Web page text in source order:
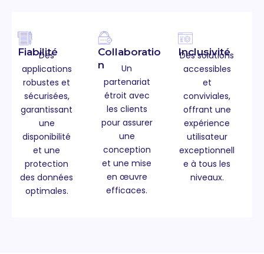
Fiabilité
Des
applications
robustes et
sécurisées,
garantissant
une
disponibilité
et une
protection
des données
optimales.
Collaboratio
n
Un
partenariat
étroit avec
les clients
pour assurer
une
conception
et une mise
en œuvre
efficaces.
Inclusivité
Des solutions
accessibles
et
conviviales,
offrant une
expérience
utilisateur
exceptionnell
e à tous les
niveaux.